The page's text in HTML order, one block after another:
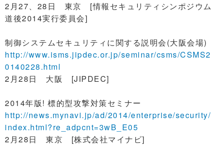
2月27、28日 東京 [情報セキュリティシンポジウム
道後2014実行委員会]
制御システムセキュリティに関する説明会(大阪会場)
http://www.isms.jipdec.or.jp/seminar/csms/CSMS2
0140228.html
2月28日 大阪 [JIPDEC]
2014年版! 標的型攻撃対策セミナー
http://news.mynavi.jp/ad/2014/enterprise/security/
index.html?re_adpcnt=3wB_E05
2月28日 東京 [株式会社マイナビ]